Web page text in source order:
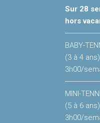
Sur 28
hors
BABY-
(3 à 4 ans)
3h00/
MINI-
(5 à 6 ans)
3h00/